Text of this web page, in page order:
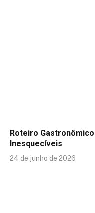
Roteiro
Inesquecíveis
24 de junho de 2026